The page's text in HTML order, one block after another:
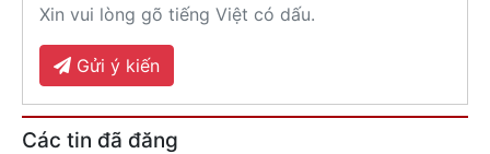
Xin vui lòng gõ tiếng Việt có dấu.
Gửi ý kiến
Các tin đã đăng